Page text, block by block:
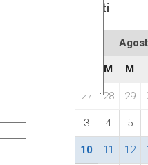
eventi
M M
27 28 29
3 4 5
10 11 12